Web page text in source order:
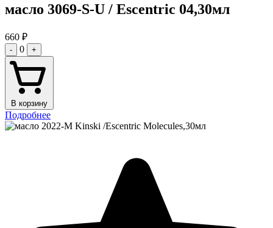
масло 3069-S-U / Escentric 04,30мл
660 ₽
- 0 +
В корзину
Подробнее